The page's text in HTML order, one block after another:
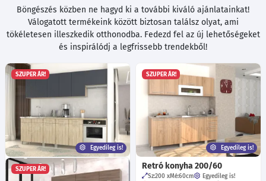
Böngészés közben ne hagyd ki a további kiváló ajánlatainkat!
Válogatott termékeink között biztosan találsz olyat, ami
tökéletesen illeszkedik otthonodba. Fedezd fel az új lehetőségeket
és inspirálódj a legfrissebb trendekből!
SZUPER ÁR!
Egyedileg is!
Rió UV konyha 260/72,5 lábas
Sz:260 Mé:60cm
Egyedileg is!
SZUPER ÁR!
Egyedileg is!
Retró konyha 200/60
Sz:200 Mé:60cm
Egyedileg is!
SZUPER ÁR!